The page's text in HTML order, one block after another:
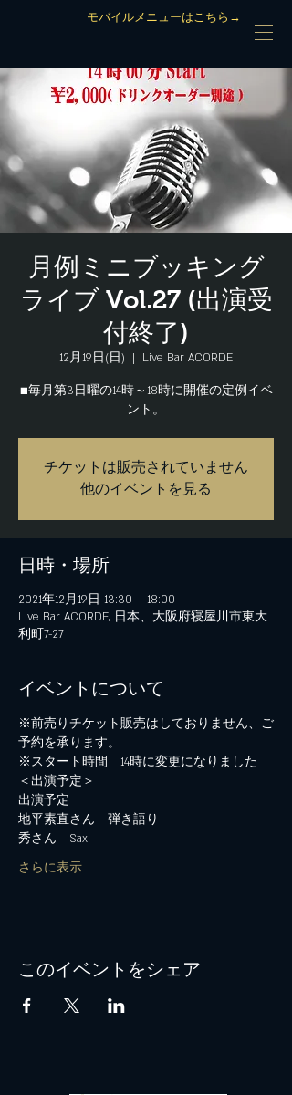
モバイルメニューはこちら→
月例ミニブッキング
ライブ Vol.27 (出演受
付終了)
12月19日(日)
  |
Live Bar ACORDE
■毎月第3日曜の14時～18時に開催の定例イベ
チケットは販売されていません
他のイベントを見る
日時・場所
2021年12月19日 13:30 – 18:00
Live Bar ACORDE, 日本、大阪府寝屋川市東大
利町7-27
イベントについて
※前売りチケット販売はしておりません、ご
予約を承ります。
※スタート時間　14時に変更になりました
＜出演予定＞
出演予定
地平素直さん　弾き語り
秀さん　Sax
さらに表示
このイベントをシェア